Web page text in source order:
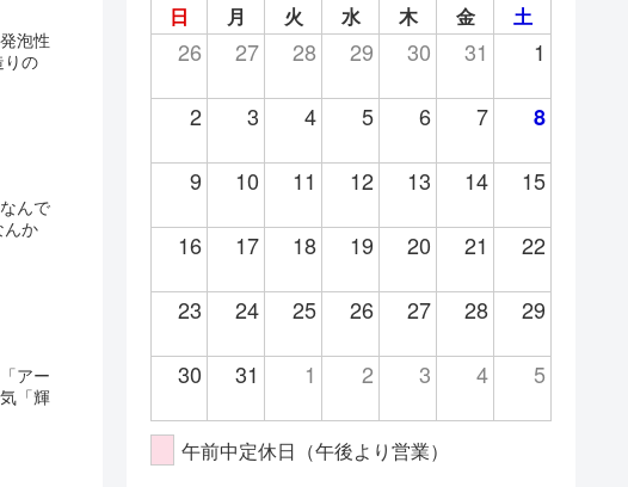
泡性
りの
んで
んか
アー
「輝
日 月 火 水 木 金 土
26 27 28 29 30 31 1
2 3 4 5 6 7 8
9 10 11 12 13 14 15
16 17 18 19 20 21 22
23 24 25 26 27 28 29
30 31 1 2 3 4 5
午前中定休日（午後より営業）